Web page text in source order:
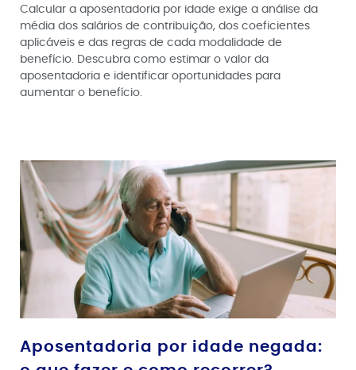
Calcular a aposentadoria por idade exige a análise da
média dos salários de contribuição, dos coeficientes
aplicáveis e das regras de cada modalidade de
benefício. Descubra como estimar o valor da
aposentadoria e identificar oportunidades para
aumentar o benefício.
Aposentadoria por idade negada: